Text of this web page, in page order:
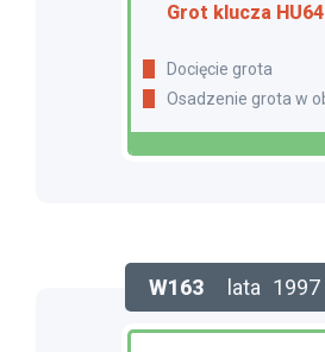
Grot klucza HU64
Docięcie grota
Osadzenie grota w
W163 lata 1997